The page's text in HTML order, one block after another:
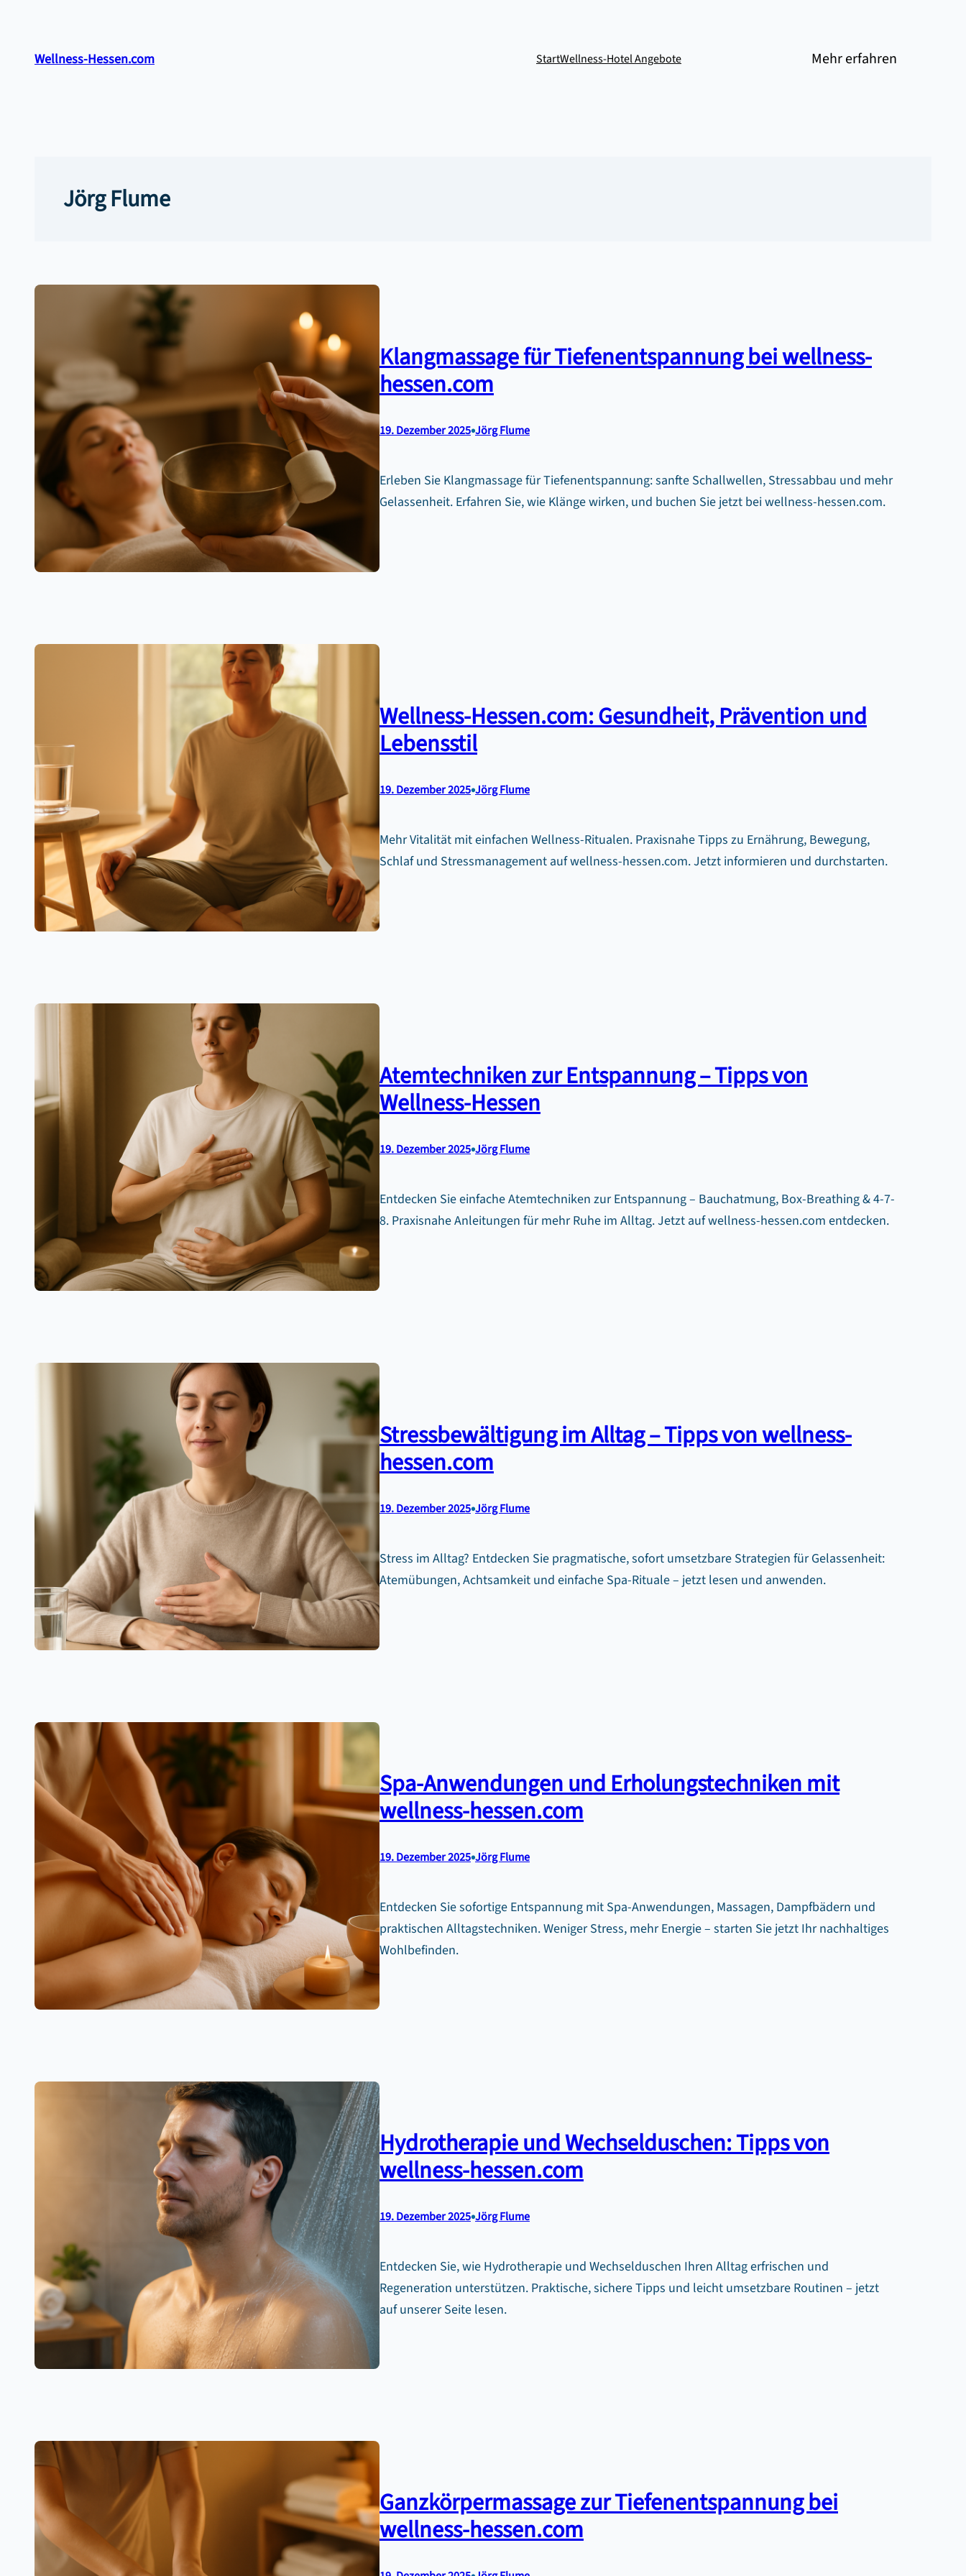
springen
Wellness-Hessen.com StartWellness-Hotel Angebote Mehr erfahren
Jörg Flume
Klangmassage für Tiefenentspannung bei wellness-
hessen.com
19. Dezember 2025•Jörg Flume
Erleben Sie Klangmassage für Tiefenentspannung: sanfte Schallwellen, Stressabbau und mehr
Gelassenheit. Erfahren Sie, wie Klänge wirken, und buchen Sie jetzt bei wellness-hessen.com.
Wellness-Hessen.com: Gesundheit, Prävention und
Lebensstil
19. Dezember 2025•Jörg Flume
Mehr Vitalität mit einfachen Wellness-Ritualen. Praxisnahe Tipps zu Ernährung, Bewegung,
Schlaf und Stressmanagement auf wellness-hessen.com. Jetzt informieren und durchstarten.
Atemtechniken zur Entspannung – Tipps von
Wellness-Hessen
19. Dezember 2025•Jörg Flume
Entdecken Sie einfache Atemtechniken zur Entspannung – Bauchatmung, Box-Breathing & 4-7-
8. Praxisnahe Anleitungen für mehr Ruhe im Alltag. Jetzt auf wellness-hessen.com entdecken.
Stressbewältigung im Alltag – Tipps von wellness-
hessen.com
19. Dezember 2025•Jörg Flume
Stress im Alltag? Entdecken Sie pragmatische, sofort umsetzbare Strategien für Gelassenheit:
Atemübungen, Achtsamkeit und einfache Spa-Rituale – jetzt lesen und anwenden.
Spa-Anwendungen und Erholungstechniken mit
wellness-hessen.com
19. Dezember 2025•Jörg Flume
Entdecken Sie sofortige Entspannung mit Spa-Anwendungen, Massagen, Dampfbädern und
praktischen Alltagstechniken. Weniger Stress, mehr Energie – starten Sie jetzt Ihr nachhaltiges
Wohlbefinden.
Hydrotherapie und Wechselduschen: Tipps von
wellness-hessen.com
19. Dezember 2025•Jörg Flume
Entdecken Sie, wie Hydrotherapie und Wechselduschen Ihren Alltag erfrischen und
Regeneration unterstützen. Praktische, sichere Tipps und leicht umsetzbare Routinen – jetzt
auf unserer Seite lesen.
Ganzkörpermassage zur Tiefenentspannung bei
wellness-hessen.com